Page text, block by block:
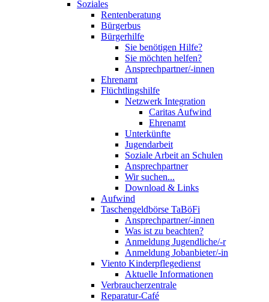
Soziales
Rentenberatung
Bürgerbus
Bürgerhilfe
Sie benötigen Hilfe?
Sie möchten helfen?
Ansprechpartner/-innen
Ehrenamt
Flüchtlingshilfe
Netzwerk Integration
Caritas Aufwind
Ehrenamt
Unterkünfte
Jugendarbeit
Soziale Arbeit an Schulen
Ansprechpartner
Wir suchen...
Download & Links
Aufwind
Taschengeldbörse TaBöFi
Ansprechpartner/-innen
Was ist zu beachten?
Anmeldung Jugendliche/-r
Anmeldung Jobanbieter/-in
Viento Kinderpflegedienst
Aktuelle Informationen
Verbraucherzentrale
Reparatur-Café